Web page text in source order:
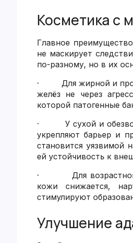
Косметика с
Главное
не маскирует
по-разному, но в их
· Для жирной и
желёз не через
которой патогенные
· У сухой и
укрепляют барьер и
становится уязвимой
ей устойчивость к
· Для возрастной
кожи снижается,
стимулируют
Улучшение